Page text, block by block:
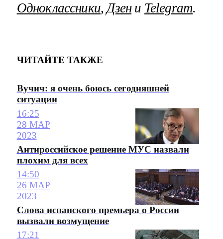
Одноклассники,Дзени Telegram.
ЧИТАЙТЕ ТАКЖЕ
Вучич: я очень боюсь сегодняшней
ситуации
16:25
28 МАР
2023
Антироссийское решение МУС назвали
плохим для всех
14:50
26 МАР
2023
Слова испанского премьера о России
вызвали возмущение
17:21